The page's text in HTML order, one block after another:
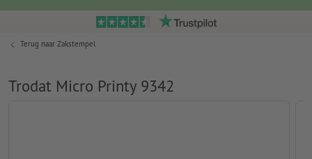
Terug naar Zakstempel
Trodat Micro Printy 9342